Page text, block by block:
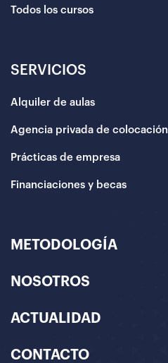
Todos los cursos
SERVICIOS
Alquiler de aulas
Agencia privada de colocación
Prácticas de empresa
Financiaciones y becas
METODOLOGÍA
NOSOTROS
ACTUALIDAD
CONTACTO